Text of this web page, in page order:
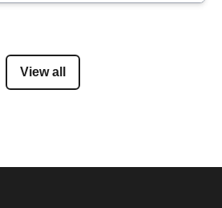
View all